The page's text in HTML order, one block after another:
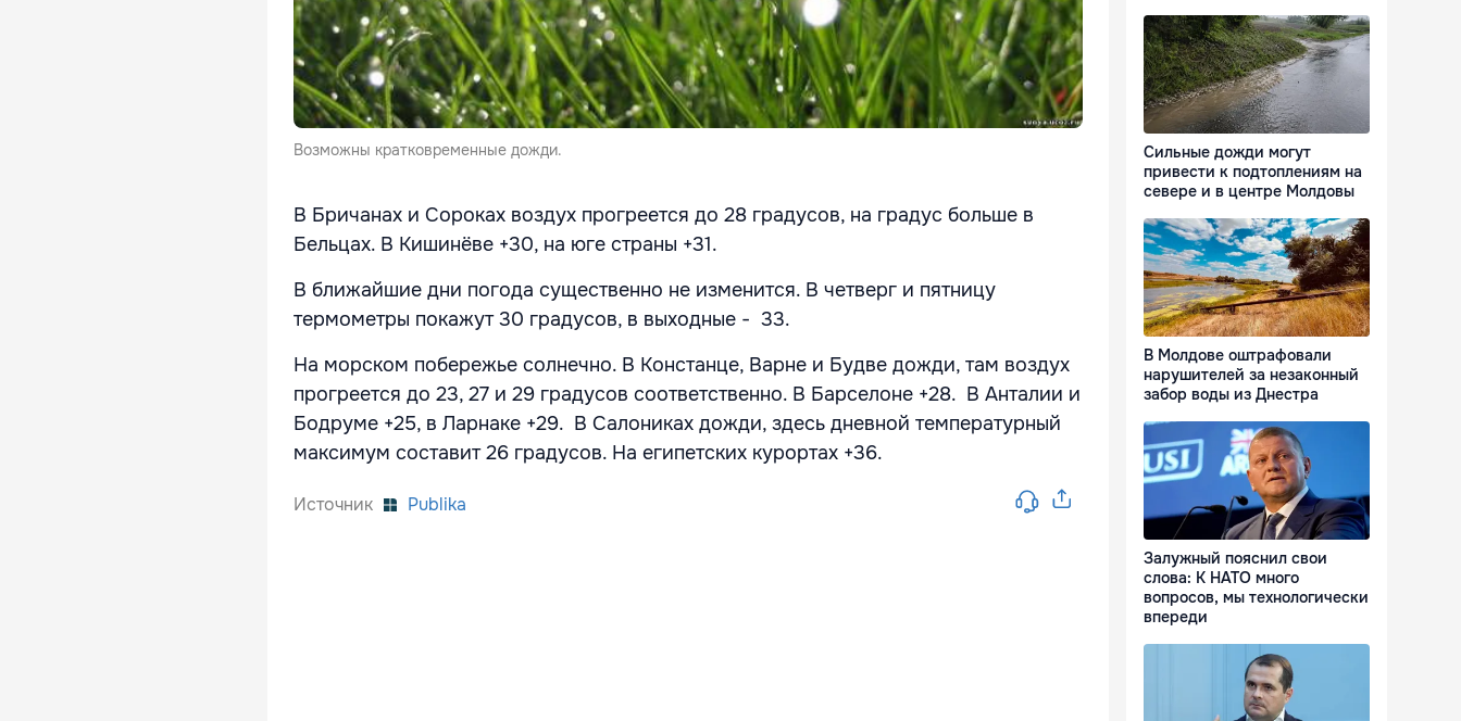
Возможны кратковременные дожди.
В Бричанах и Сороках воздух прогреется до 28 градусов, на градус больше в
Бельцах. В Кишинёве +30, на юге страны +31.
В ближайшие дни погода существенно не изменится. В четверг и пятницу
термометры покажут 30 градусов, в выходные - 33.
На морском побережье солнечно. В Констанце, Варне и Будве дожди, там воздух
прогреется до 23, 27 и 29 градусов соответственно. В Барселоне +28. В Анталии и
Бодруме +25, в Ларнаке +29. В Салониках дожди, здесь дневной температурный
максимум составит 26 градусов. На египетских курортах +36.
Источник Publika
Сильные дожди могут
привести к подтоплениям на
севере и в центре Молдовы
В Молдове оштрафовали
нарушителей за незаконный
забор воды из Днестра
Залужный пояснил свои
слова: К НАТО много
вопросов, мы технологически
впереди